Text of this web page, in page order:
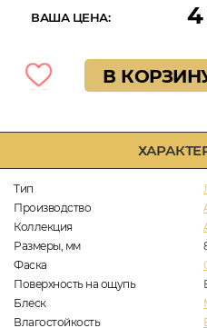
Тип
Производство
Коллекция
Размеры, мм
Фаска
Поверхность на ощупь
Блеск
Влагостойкость
ВАША ЦЕНА: 4
В